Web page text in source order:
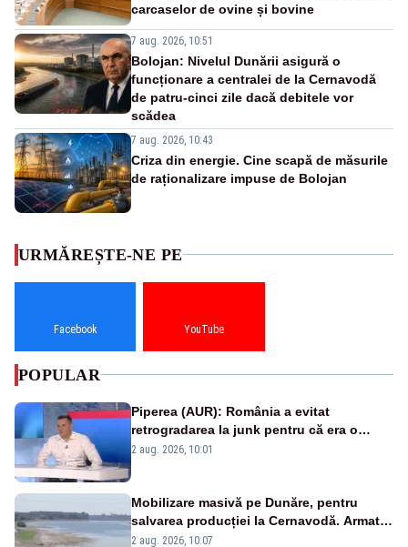
carcaselor de ovine și bovine
7 aug. 2026, 10:51
Bolojan: Nivelul Dunării asigură o
funcționare a centralei de la Cernavodă
de patru-cinci zile dacă debitele vor
scădea
7 aug. 2026, 10:43
Criza din energie. Cine scapă de măsurile
de raționalizare impuse de Bolojan
URMĂREȘTE-NE PE
Facebook YouTube
POPULAR
Piperea (AUR): România a evitat
retrogradarea la junk pentru că era o
catastrofă pentru bănci și fondurile de
2 aug. 2026, 10:01
Mobilizare masivă pe Dunăre, pentru
salvarea producției la Cernavodă. Armata
va detona o stâncă și va devia apa
2 aug. 2026, 10:07